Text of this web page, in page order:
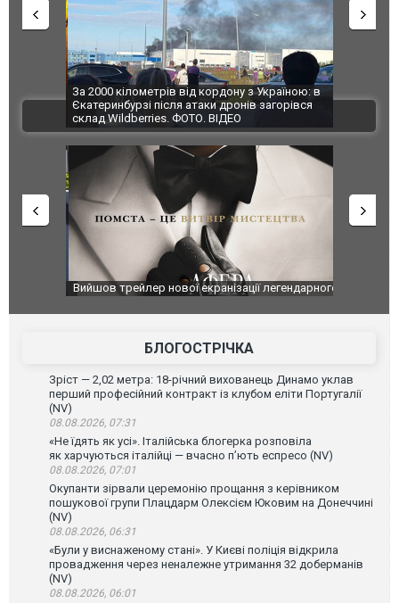
За 2000 кілометрів від кордону з Україною: в
Єкатеринбурзі після атаки дронів загорівся
склад Wildberries. ФОТО. ВІДЕО
"Мої
ВІДЕО
Вийшов трейлер нової екранізації легендарного
БЛОГОСТРІЧКА
Зріст — 2,02 метра: 18-річний вихованець Динамо уклав
перший професійний контракт із клубом еліти Португалії
(NV)
08.08.2026, 07:31
«Не їдять як усі». Італійська блогерка розповіла
як харчуються італійці — вчасно п’ють еспресо (NV)
08.08.2026, 07:01
Окупанти зірвали церемонію прощання з керівником
пошукової групи Плацдарм Олексієм Юковим на Донеччині
(NV)
08.08.2026, 06:31
«Були у виснаженому стані». У Києві поліція відкрила
провадження через неналежне утримання 32 доберманів
(NV)
08.08.2026, 06:01